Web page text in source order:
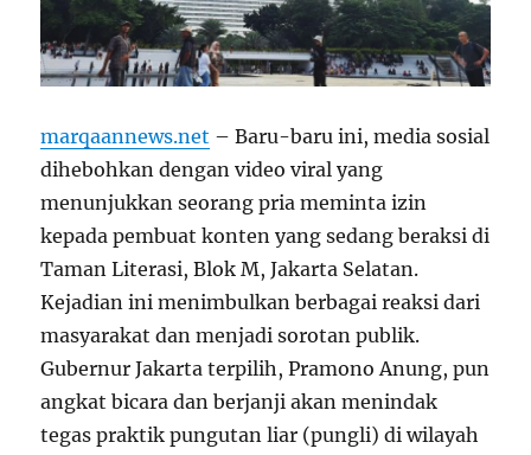
marqaannews.net – Baru-baru ini, media sosial
dihebohkan dengan video viral yang
menunjukkan seorang pria meminta izin
kepada pembuat konten yang sedang beraksi di
Taman Literasi, Blok M, Jakarta Selatan.
Kejadian ini menimbulkan berbagai reaksi dari
masyarakat dan menjadi sorotan publik.
Gubernur Jakarta terpilih, Pramono Anung, pun
angkat bicara dan berjanji akan menindak
tegas praktik pungutan liar (pungli) di wilayah